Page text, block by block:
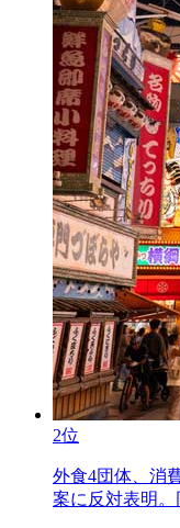
2位
外食4団体、消
案に反対表明